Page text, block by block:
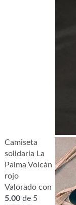
Camiseta
solidaria La
Palma Volcán
rojo
Valorado con
5.00de 5